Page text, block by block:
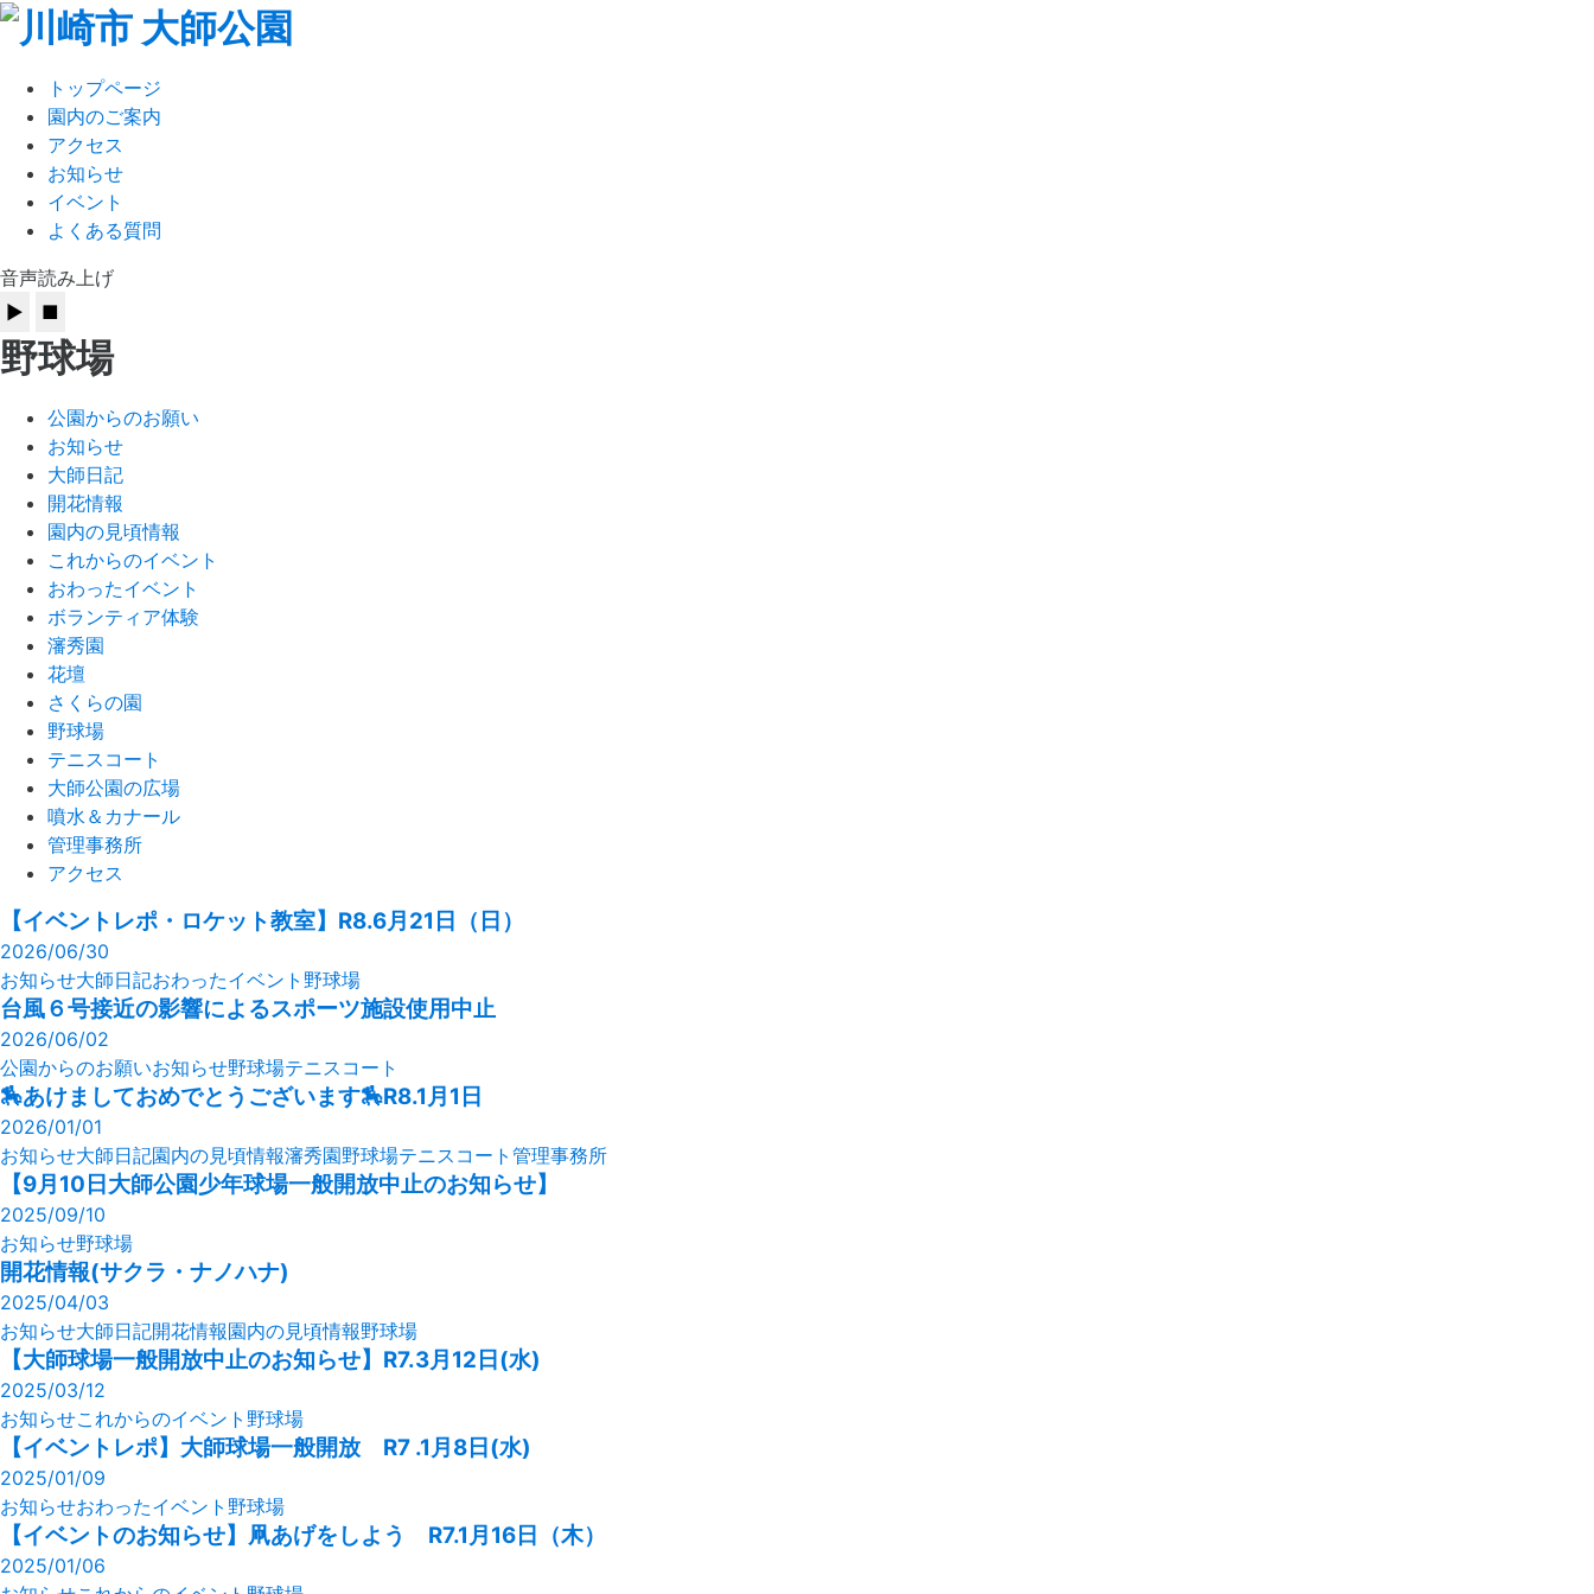
トップページ
園内のご案内
アクセス
お知らせ
イベント
よくある質問
音声読み上げ
野球場
公園からのお願い
お知らせ
大師日記
開花情報
園内の見頃情報
これからのイベント
おわったイベント
ボランティア体験
瀋秀園
花壇
さくらの園
野球場
テニスコート
大師公園の広場
噴水＆カナール
管理事務所
アクセス
【イベントレポ・ロケット教室】R8.6月21日（日）
2026/06/30
お知らせ大師日記おわったイベント 野球場
台風６号接近の影響によるスポーツ施設使用中止
2026/06/02
公園からのお願いお知らせ野球場テニスコート
🏇あけましておめでとうございます🏇R8.1月1日
2026/01/01
お知らせ大師日記園内の見頃情報瀋秀園野球場テニスコート 管理事務所
【9月10日大師公園少年球場一般開放中止のお知らせ】
2025/09/10
お知らせ野球場
開花情報(サクラ・ナノハナ)
2025/04/03
お知らせ大師日記開花情報園内の見頃情報野球場
【大師球場一般開放中止のお知らせ】R7.3月12日(水)
2025/03/12
お知らせこれからのイベント 野球場
【イベントレポ】大師球場一般開放 R7 .1月8日(水)
2025/01/09
お知らせおわったイベント 野球場
【イベントのお知らせ】凧あげをしよう R7.1月16日（木）
2025/01/06